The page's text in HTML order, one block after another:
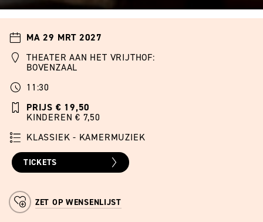
MA 29 MRT 2027
THEATER AAN HET VRIJTHOF:
BOVENZAAL
11:30
PRIJS € 19,50
KINDEREN € 7,50
KLASSIEK - KAMERMUZIEK
TICKETS
ZET OP WENSENLIJST